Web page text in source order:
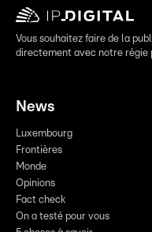
Vous souhaitez faire de la
directement avec notre régie
News
Luxembourg
Frontières
Monde
Opinions
Fact check
On a testé pour vous